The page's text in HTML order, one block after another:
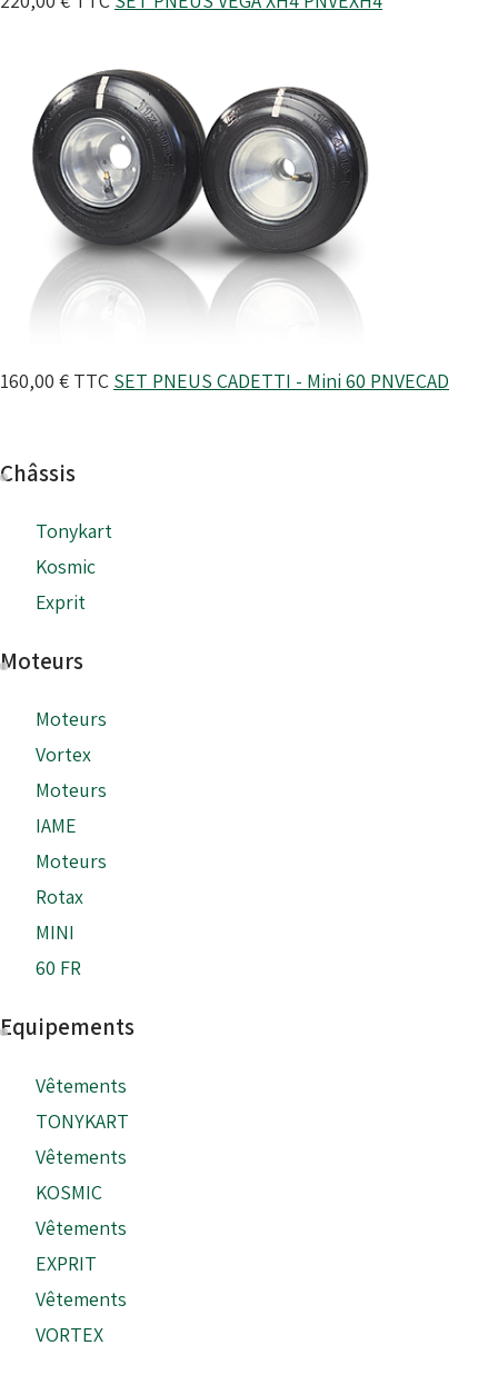
160,00 € TTC SET PNEUS CADETTI - Mini 60 PNVECAD
Châssis
Tonykart
Kosmic
Exprit
Moteurs
Moteurs
Vortex
Moteurs
IAME
Moteurs
Rotax
MINI
60 FR
Equipements
Vêtements
TONYKART
Vêtements
KOSMIC
Vêtements
EXPRIT
Vêtements
VORTEX